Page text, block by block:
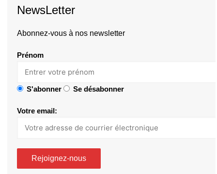
NewsLetter
Abonnez-vous à nos newsletter
Prénom
S'abonner Se désabonner
Votre email: